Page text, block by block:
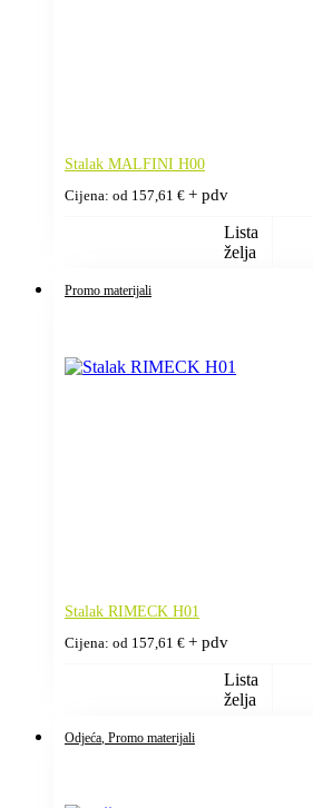
Stalak MALFINI H00
Cijena: od 157,61 € + pdv
Lista
želja
Promo materijali
Stalak RIMECK H01
Cijena: od 157,61 € + pdv
Lista
želja
Odjeća, Promo materijali